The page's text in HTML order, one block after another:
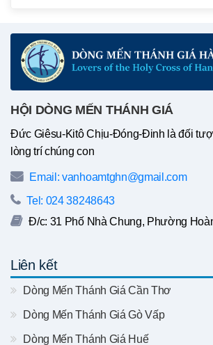
HỘI DÒNG MẾN THÁNH GIÁ
Đức Giêsu-Kitô Chịu-Đóng-Đinh là đối
lòng trí chúng con
Email: vanhoamtghn@gmail.com
Tel: 024 38248643
Đ/c: 31 Phố Nhà Chung, Phường
Liên kết
Dòng Mến Thánh Giá Cần Thơ
Dòng Mến Thánh Giá Gò Vấp
Dòng Mến Thánh Giá Huế